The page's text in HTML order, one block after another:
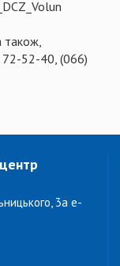
також,
72-52-40, (066)
3а e-